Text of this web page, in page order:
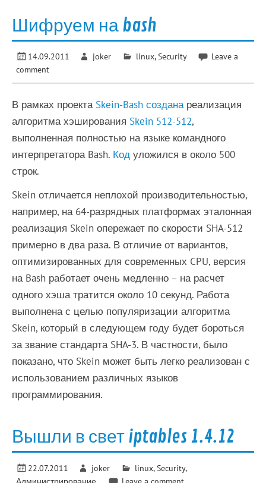
Шифруем на bash
14.09.2011 joker linux,Security
Leave a
comment
В рамках проекта Skein-Bash созданареализация
алгоритма хэширования Skein 512-512,
выполненная полностью на языке командного
интерпретатора Bash. Код уложился в около 500
строк.
Skein отличается неплохой производительностью,
например, на 64-разрядных платформах эталонная
реализация Skein опережает по скорости SHA-512
примерно в два раза. В отличие от вариантов,
оптимизированных для современных CPU, версия
на Bash работает очень медленно – на расчет
одного хэша тратится около 10 секунд. Работа
выполнена с целью популяризации алгоритма
Skein, который в следующем году будет бороться
за звание стандарта SHA-3. В частности, было
показано, что Skein может быть легко реализован с
использованием различных языков
программирования.
Вышли в свет iptables 1.4.12
22.07.2011 joker linux, Security,
Администрирование
Leave a comment